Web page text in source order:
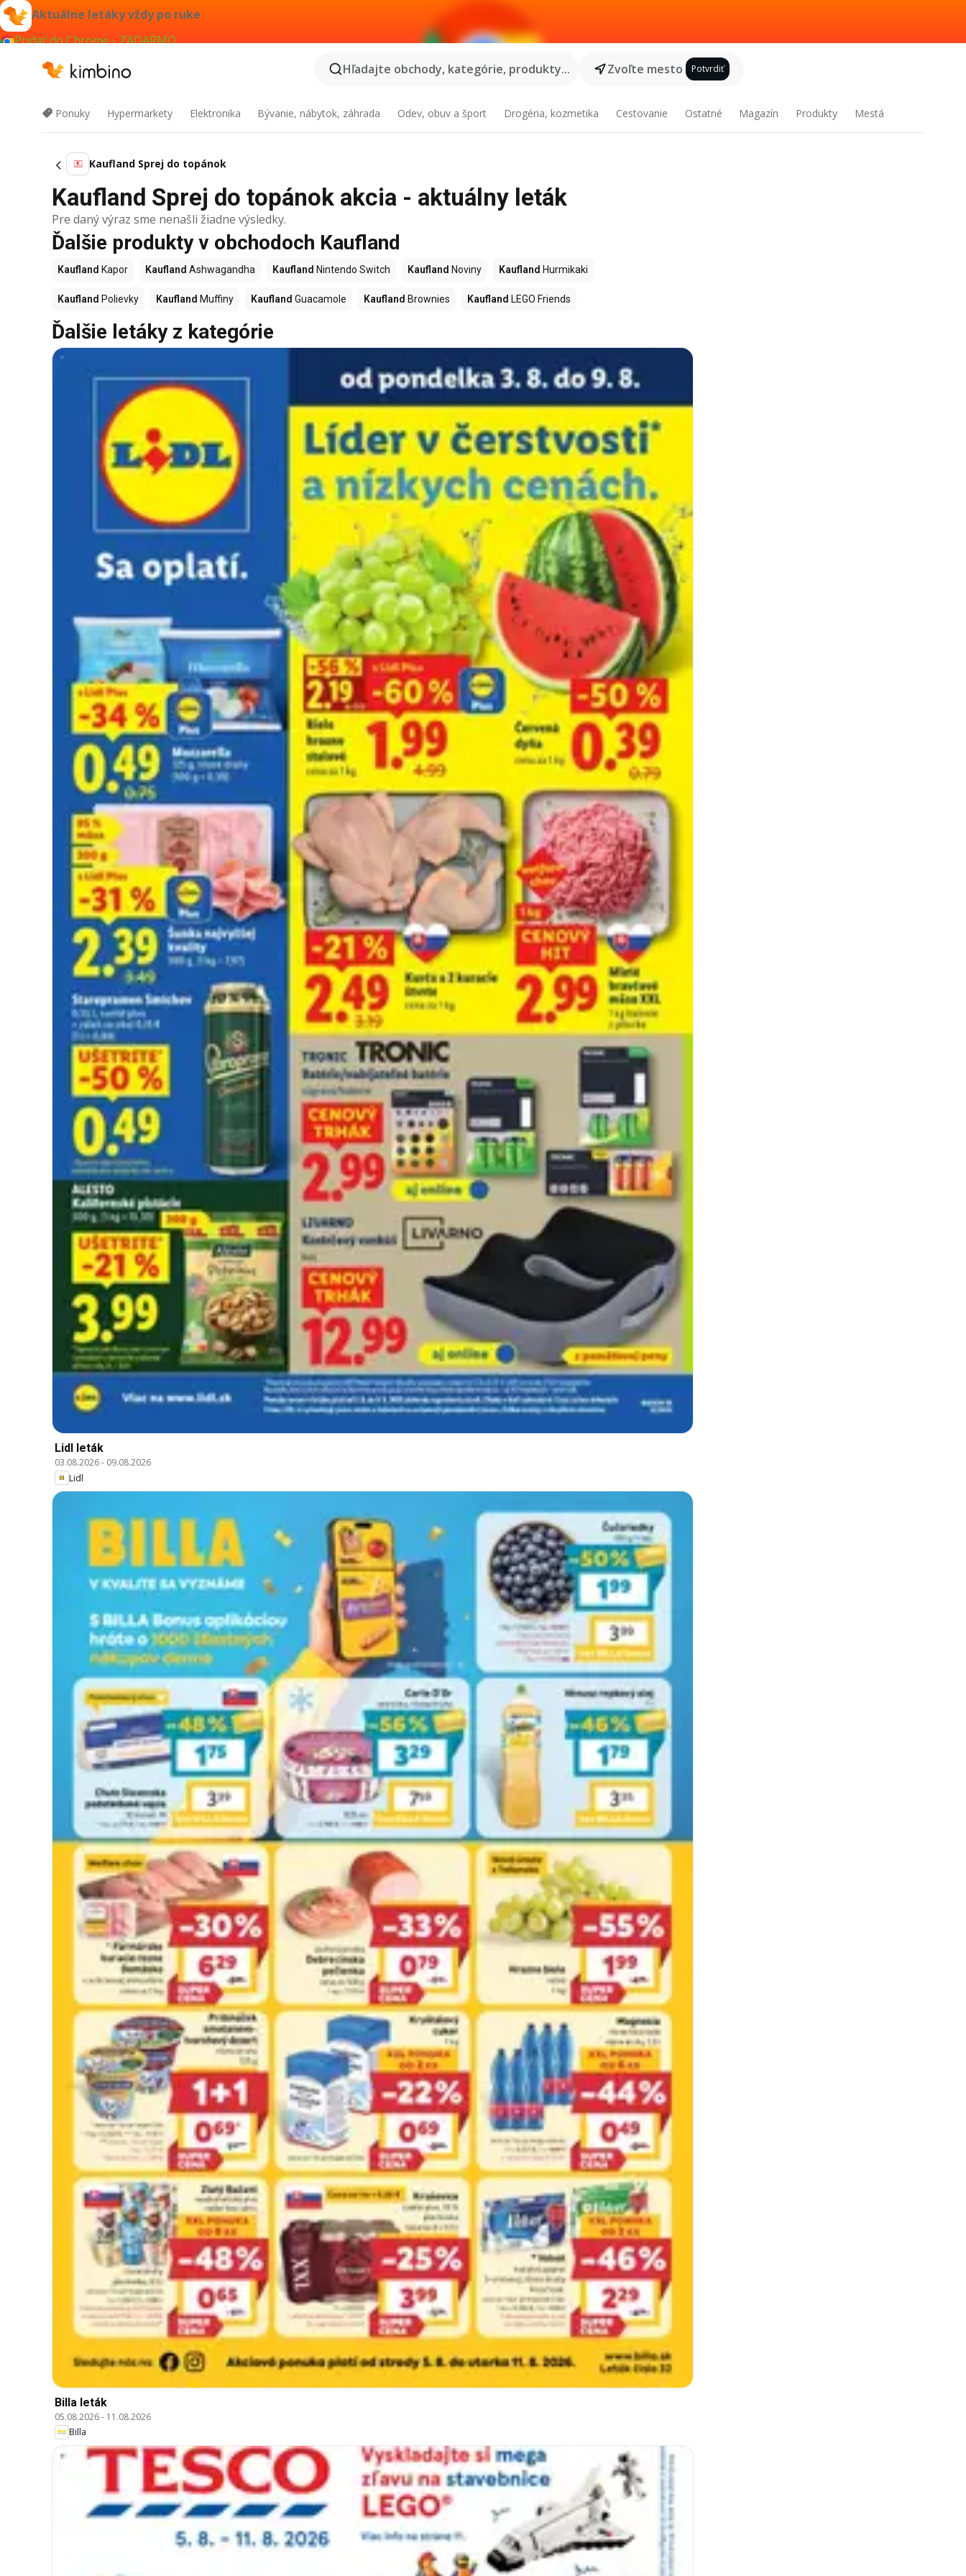
Aktuálne letáky vždy po ruke
Pridať do Chrome - ZADARMO
Hľadajte obchody, kategórie, produkty...
Zvoľte mesto Potvrdiť
Ponuky Hypermarkety Elektronika Bývanie, nábytok, záhrada Odev, obuv a šport Drogéria, kozmetika Cestovanie Ostatné Magazín Produkty Mestá
Kaufland Sprej do topánok
Kaufland Sprej do topánok akcia - aktuálny leták
Pre daný výraz sme nenašli žiadne výsledky.
Ďalšie produkty v obchodoch Kaufland
Kaufland Kapor Kaufland Ashwagandha Kaufland Nintendo Switch Kaufland Noviny Kaufland Hurmikaki
Kaufland Polievky Kaufland Muffiny Kaufland Guacamole Kaufland Brownies Kaufland LEGO Friends
Ďalšie letáky z kategórie
Lidl leták
03.08.2026- 09.08.2026
Lidl
Billa leták
05.08.2026- 11.08.2026
Billa